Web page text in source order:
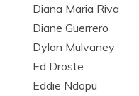
Diana Maria Riva
Diane Guerrero
Dylan Mulvaney
Ed Droste
Eddie Ndopu